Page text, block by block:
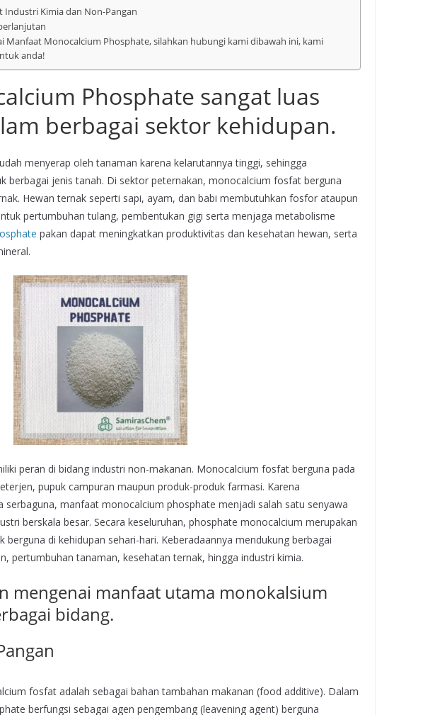
Kimia dan Non-Pangan
Manfaat Monocalcium Phosphate, silahkan hubungi kami dibawah ini, kami
anda!
Phosphate sangat luas
berbagai sektor kehidupan.
menyerap oleh tanaman karena kelarutannya tinggi, sehingga
berbagai jenis tanah. Di sektor peternakan, monocalcium fosfat berguna
Hewan ternak seperti sapi, ayam, dan babi membutuhkan fosfor ataupun
pertumbuhan tulang, pembentukan gigi serta menjaga metabolisme
pakan dapat meningkatkan produktivitas dan kesehatan hewan, serta
peran di bidang industri non-makanan. Monocalcium fosfat berguna pada
pupuk campuran maupun produk-produk farmasi. Karena
serbaguna, manfaat monocalcium phosphate menjadi salah satu senyawa
berskala besar. Secara keseluruhan, phosphate monocalcium merupakan
berguna di kehidupan sehari-hari. Keberadaannya mendukung berbagai
pertumbuhan tanaman, kesehatan ternak, hingga industri kimia.
mengenai manfaat utama monokalsium
bidang.
fosfat adalah sebagai bahan tambahan makanan (food additive). Dalam
berfungsi sebagai agen pengembang (leavening agent) berguna